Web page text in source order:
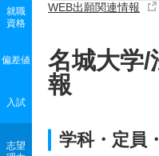
WEB出願関連情報
就職
資格
偏差値
入試
志望
名城大学/
報
学科・定員